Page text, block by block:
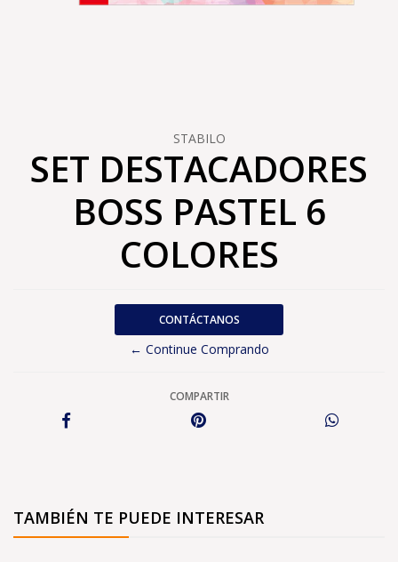
STABILO
SET DESTACADORES
BOSS PASTEL 6
COLORES
CONTÁCTANOS
← Continue Comprando
COMPARTIR
TAMBIÉN TE PUEDE INTERESAR